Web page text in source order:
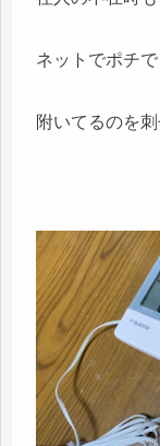
ネットでポチで
附いてるのを